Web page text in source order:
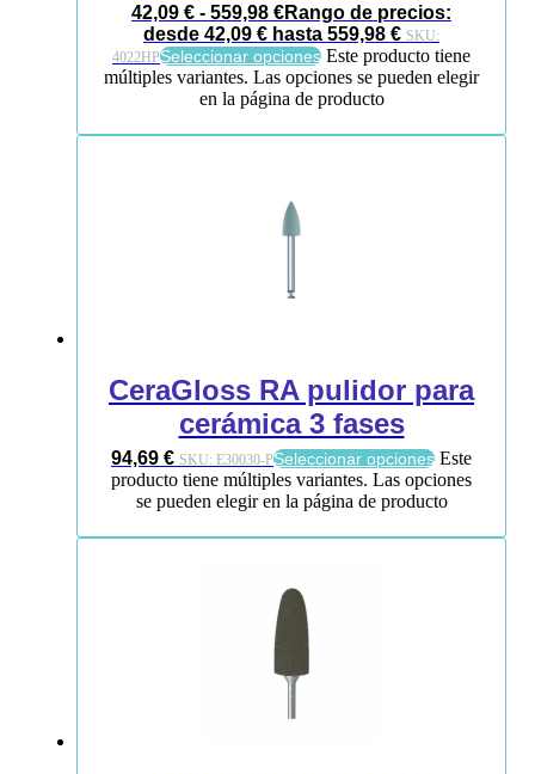
42,09 € - 559,98 €Rango de precios:
desde 42,09 € hasta 559,98 € SKU:
4022HPSeleccionar opciones Este producto tiene
múltiples variantes. Las opciones se pueden elegir
en la página de producto
CeraGloss RA pulidor para
cerámica 3 fases
94,69 € SKU: E30030-PSeleccionar opciones Este
producto tiene múltiples variantes. Las opciones
se pueden elegir en la página de producto